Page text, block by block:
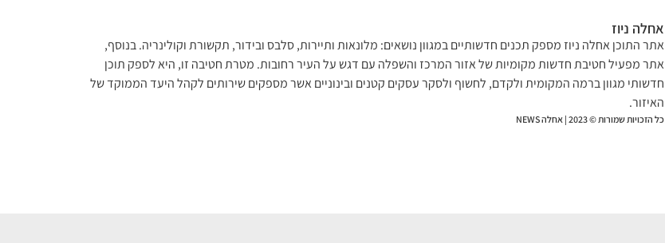
אחלה ניוז
אתר התוכן אחלה ניוז מספק תכנים חדשותיים במגוון נושאים: מלונאות ותיירות, סלבס ובידור, תקשורת וקולינריה. בנוסף,
אתר מפעיל חטיבת חדשות מקומיות של אזור המרכז והשפלה עם דגש על העיר רחובות. מטרת חטיבה זו, היא לספק תוכן
חדשותי מגוון ברמה המקומית ולקדם, לחשוף ולסקר עסקים קטנים ובינוניים אשר מספקים שירותים לקהל היעד הממוקד של
האיזור.
כל הזכויות שמורות © 2023 | אחלה NEWS